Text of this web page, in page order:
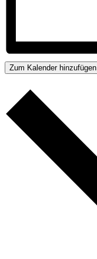
Zum Kalender hinzufügen